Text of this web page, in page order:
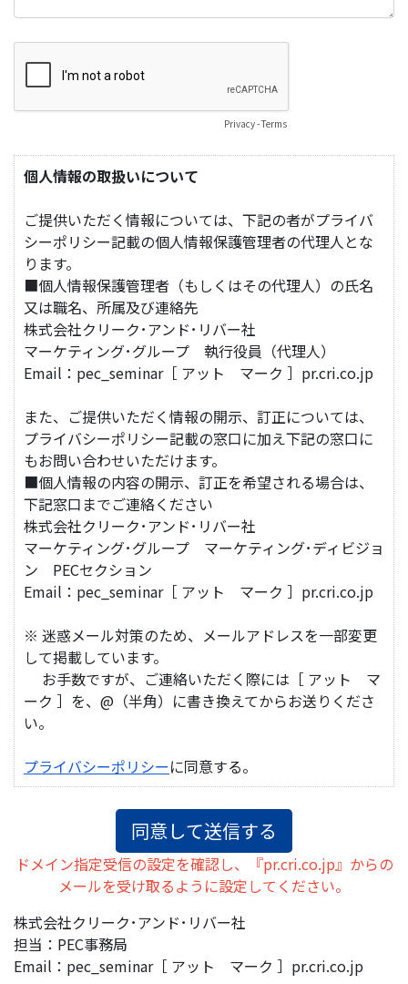
Privacy-Terms
個人情報の取扱いについて
ご提供いただく情報については、下記の者がプライバ
シーポリシー記載の個人情報保護管理者の代理人とな
ります。
■個人情報保護管理者（もしくはその代理人）の氏名
又は職名、所属及び連絡先
株式会社クリーク･アンド･リバー社
マーケティング･グループ 執行役員（代理人）
Email：pec_seminar［ アット マーク ］pr.cri.co.jp
また、ご提供いただく情報の開示、訂正については、
プライバシーポリシー記載の窓口に加え下記の窓口に
もお問い合わせいただけます。
■個人情報の内容の開示、訂正を希望される場合は、
下記窓口までご連絡ください
株式会社クリーク･アンド･リバー社
マーケティング･グループ マーケティング･ディビジョ
ン PECセクション
Email：pec_seminar［ アット マーク ］pr.cri.co.jp
※ 迷惑メール対策のため、メールアドレスを一部変更
して掲載しています。
お手数ですが、ご連絡いただく際には［ アット マ
ーク ］を、@（半角）に書き換えてからお送りくださ
い。
プライバシーポリシーに同意する。
ドメイン指定受信の設定を確認し、『pr.cri.co.jp』からの
メールを受け取るように設定してください。
株式会社クリーク･アンド･リバー社
担当：PEC事務局
Email：pec_seminar［ アット マーク ］pr.cri.co.jp